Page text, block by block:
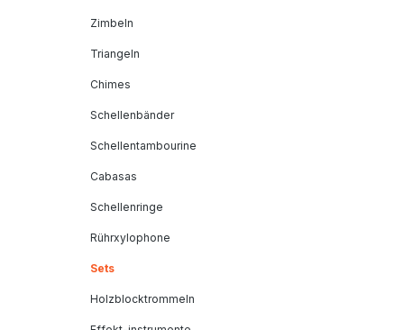
Zimbeln
Triangeln
Chimes
Schellenbänder
Schellentambourine
Cabasas
Schellenringe
Rührxylophone
Sets
Holzblocktrommeln